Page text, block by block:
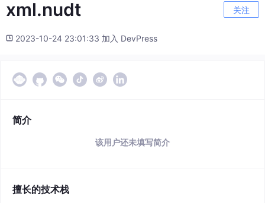
xml.nudt 关注
2023-10-24 23:01:33 加入 DevPress
简介
该用户还未填写简介
擅长的技术栈